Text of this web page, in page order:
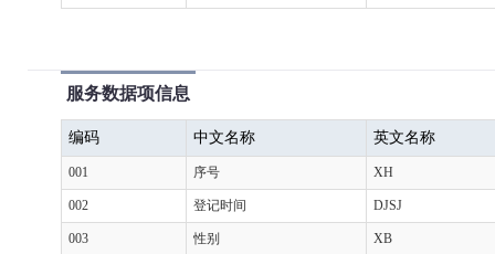
服务数据项信息
编码 中文名称 英文名称
001 序号 XH
002 登记时间 DJSJ
003 性别 XB